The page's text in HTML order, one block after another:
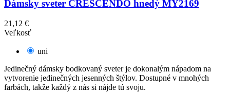
Dámsky sveter CRESCENDO hnedý MY2169
21,12 €
Veľkosť
uni
Jedinečný dámsky bodkovaný sveter je dokonalým nápadom na
vytvorenie jedinečných jesenných štýlov. Dostupné v mnohých
farbách, takže každý z nás si nájde tú svoju.